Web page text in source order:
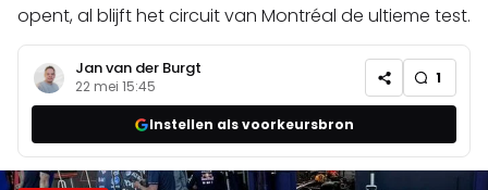
opent, al blijft het circuit van Montréal de ultieme test.
Jan van der Burgt
22 mei 15:45 1
Instellen als voorkeursbron